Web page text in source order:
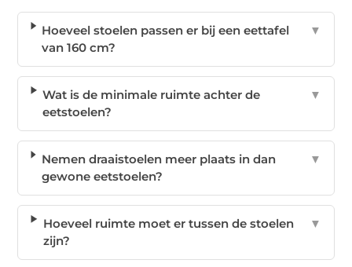
Hoeveel stoelen passen er bij een eettafel
van 160 cm?
▼
Wat is de minimale ruimte achter de
eetstoelen?
▼
Nemen draaistoelen meer plaats in dan
gewone eetstoelen?
▼
Hoeveel ruimte moet er tussen de stoelen
zijn?
▼